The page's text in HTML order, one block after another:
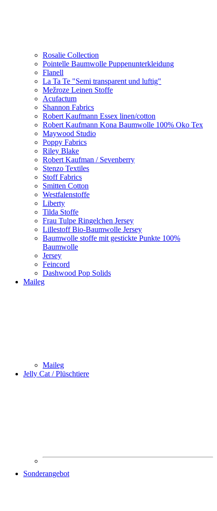
Rosalie Collection
Pointelle Baumwolle Puppenunterkleidung
Flanell
La Ta Te "Semi transparent und luftig"
Mežroze Leinen Stoffe
Acufactum
Shannon Fabrics
Robert Kaufmann Essex linen/cotton
Robert Kaufmann Kona Baumwolle 100% Oko Tex
Maywood Studio
Poppy Fabrics
Riley Blake
Robert Kaufman / Sevenberry
Stenzo Textiles
Stoff Fabrics
Smitten Cotton
Westfalenstoffe
Liberty
Tilda Stoffe
Frau Tulpe Ringelchen Jersey
Lillestoff Bio-Baumwolle Jersey
Baumwolle stoffe mit gestickte Punkte 100%
Baumwolle
Jersey
Feincord
Dashwood Pop Solids
Maileg
Maileg
Jelly Cat / Plüschtiere
Sonderangebot